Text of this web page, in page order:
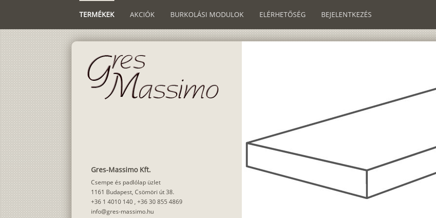
TERMÉKEK AKCIÓK BURKOLÁSI MODULOK ELÉRHETŐSÉG BEJELENTKEZÉS
Gres-Massimo Kft.
Csempe és padlólap üzlet
1161 Budapest, Csömöri út 38.
+36 1 4010 140 , +36 30 855 4869
info@gres-massimo.hu